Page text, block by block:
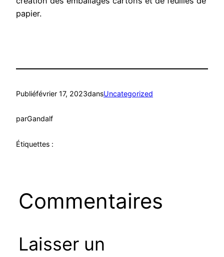
papier.
Publiéfévrier 17, 2023dansUncategorized
parGandalf
Étiquettes :
Commentaires
Laisser un